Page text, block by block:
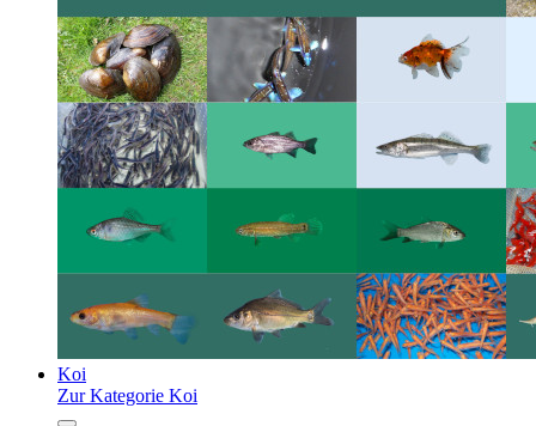
Koi
Zur Kategorie Koi